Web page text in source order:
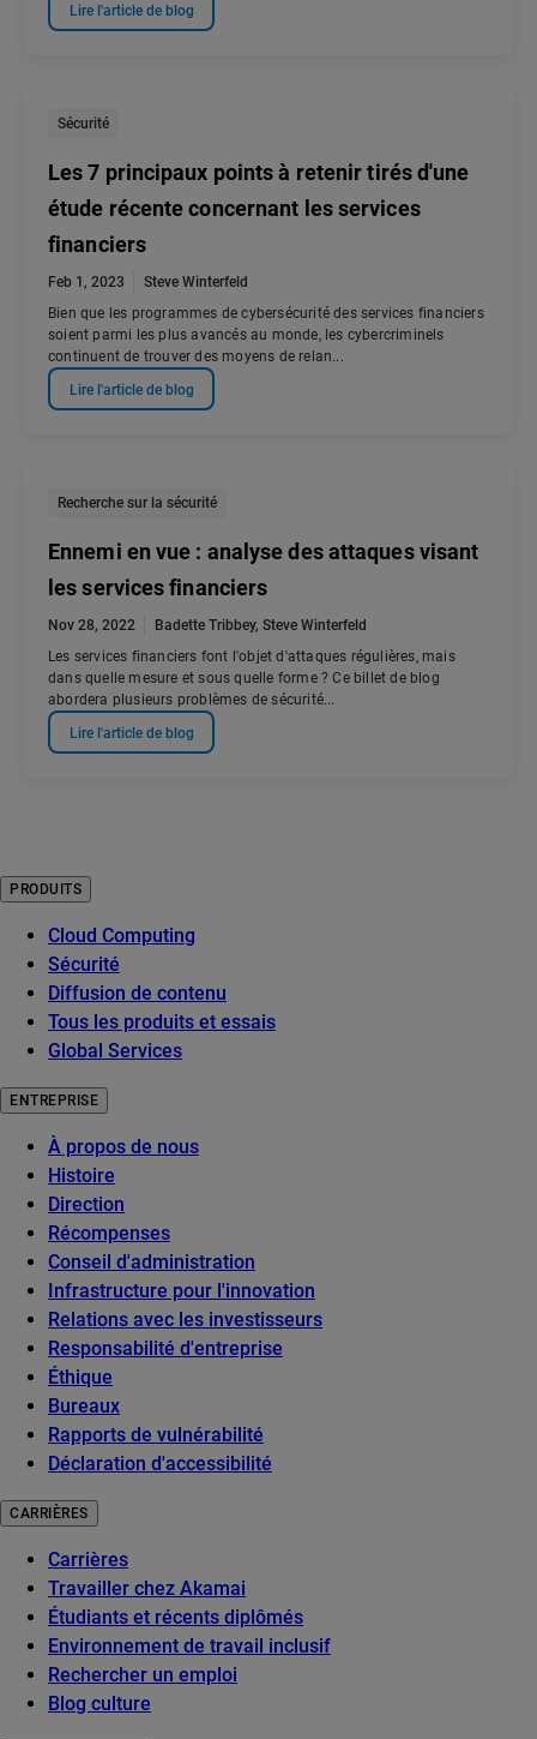
Lire l'article de blog
Sécurité
Les 7 principaux points à retenir tirés d'une
étude récente concernant les services
financiers
Feb 1, 2023
Steve Winterfeld
Bien que les programmes de cybersécurité des services financiers
soient parmi les plus avancés au monde, les cybercriminels
continuent de trouver des moyens de relan...
Lire l'article de blog
Recherche sur la sécurité
Ennemi en vue : analyse des attaques visant
les services financiers
Nov 28, 2022 Badette Tribbey, Steve Winterfeld
Les services financiers font l'objet d'attaques régulières, mais
dans quelle mesure et sous quelle forme ? Ce billet de blog
abordera plusieurs problèmes de sécurité...
Lire l'article de blog
PRODUITS
Cloud Computing
Sécurité
Diffusion de contenu
Tous les produits et essais
Global Services
ENTREPRISE
À propos de nous
Histoire
Direction
Récompenses
Conseil d'administration
Infrastructure pour l'innovation
Relations avec les investisseurs
Responsabilité d'entreprise
Éthique
Bureaux
Rapports de vulnérabilité
Déclaration d'accessibilité
CARRIÈRES
Carrières
Travailler chez Akamai
Étudiants et récents diplômés
Environnement de travail inclusif
Rechercher un emploi
Blog culture